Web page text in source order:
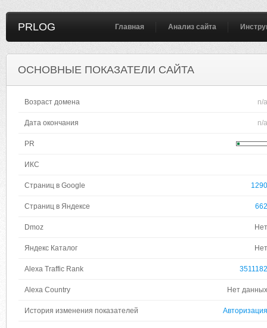
PRLOG Главная Анализ сайта
ОСНОВНЫЕ ПОКАЗАТЕЛИ САЙТА
Возраст домена n/a
Дата окончания n/a
PR
ИКС
Страниц в Google 1290
Страниц в Яндексе 662
Dmoz Нет
Яндекс Каталог Нет
Alexa Traffic Rank 3511182
Alexa Country Нет данных
История изменения показателей Авторизация